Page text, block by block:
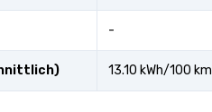
-
13.10 kWh/100 km